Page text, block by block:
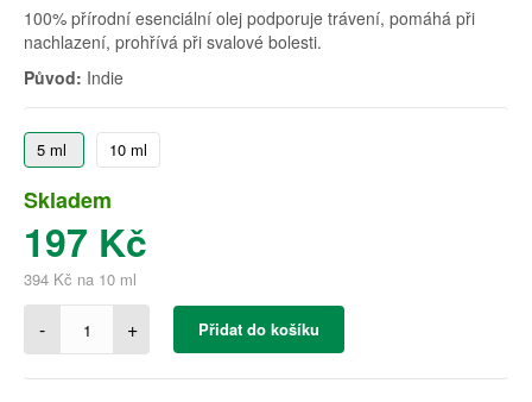
100% přírodní esenciální olej podporuje trávení, pomáhá při
nachlazení, prohřívá při svalové bolesti.
Původ: Indie
5 ml 10 ml
Skladem
197 Kč
394 Kč na 10 ml
- + Přidat do košíku